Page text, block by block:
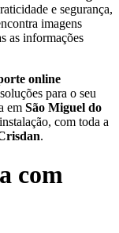
e segurança,
imagens
as informações
online
para o seu
em São Miguel do
com toda a
.
com